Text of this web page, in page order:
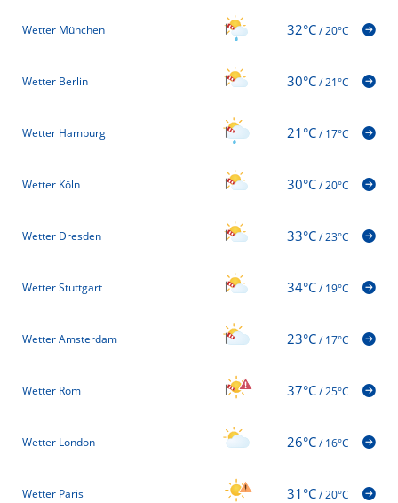
Wetter München 32°C/20°C
Wetter Berlin 30°C/21°C
Wetter Hamburg 21°C/17°C
Wetter Köln 30°C/20°C
Wetter Dresden 33°C/23°C
Wetter Stuttgart 34°C/19°C
Wetter Amsterdam 23°C/17°C
Wetter Rom 37°C/25°C
Wetter London 26°C/16°C
Wetter Paris 31°C/20°C